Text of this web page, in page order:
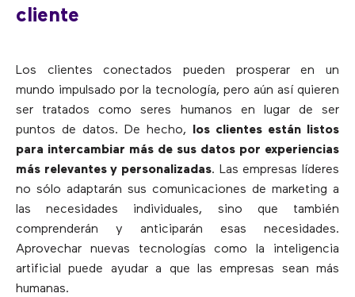
cliente
Los clientes conectados pueden prosperar en un
mundo impulsado por la tecnología, pero aún así quieren
ser tratados como seres humanos en lugar de ser
puntos de datos. De hecho,
los clientes están listos
para intercambiar más de sus datos por experiencias
más relevantes y personalizadas. Las empresas líderes
no sólo adaptarán sus comunicaciones de marketing a
las necesidades individuales, sino que también
comprenderán y anticiparán esas necesidades.
Aprovechar nuevas tecnologías como la inteligencia
artificial puede ayudar a que las empresas sean más
humanas.